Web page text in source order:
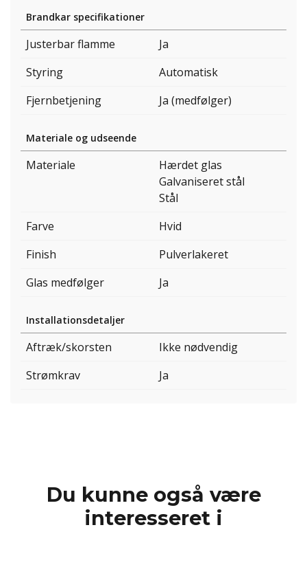
Brandkar specifikationer
Justerbar flamme
Ja
Styring
Automatisk
Fjernbetjening
Ja (medfølger)
Materiale og udseende
Materiale
Hærdet glas
Galvaniseret stål
Stål
Farve
Hvid
Finish
Pulverlakeret
Glas medfølger
Ja
Installationsdetaljer
Aftræk/skorsten
Ikke nødvendig
Strømkrav
Ja
Du kunne også være
interesseret i